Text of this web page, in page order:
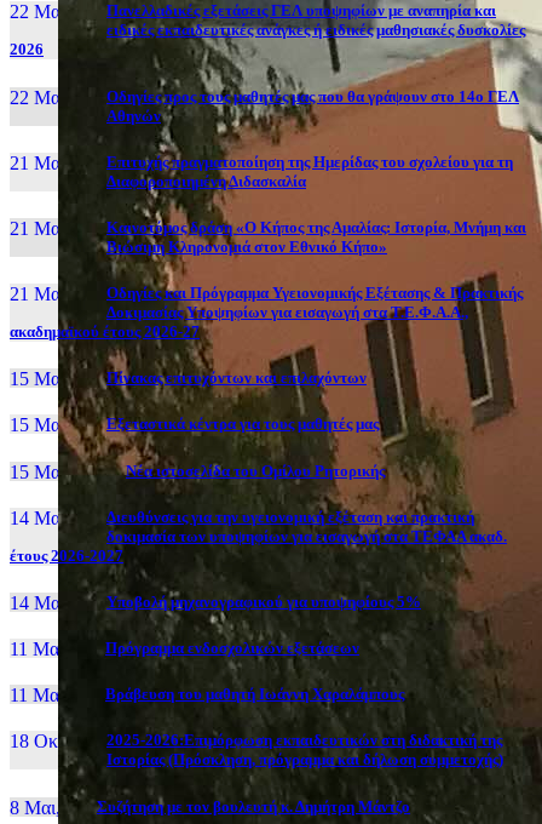
22 Μαι, 26
Πανελλαδικές εξετάσεις ΓΕΛ υποψηφίων με αναπηρία και
ειδικές εκπαιδευτικές ανάγκες ή ειδικές μαθησιακές δυσκολίες
2026
22 Μαι, 26
Οδηγίες προς τους μαθητές μας που θα γράψουν στο 14ο ΓΕΛ
Αθηνών
21 Μαι, 26
Επιτυχής πραγματοποίηση της Ημερίδας του σχολείου για τη
Διαφοροποιημένη Διδασκαλία
21 Μαι, 26
Καινοτόμος δράση «Ο Κήπος της Αμαλίας: Ιστορία, Μνήμη και
Βιώσιμη Κληρονομιά στον Εθνικό Κήπο»
21 Μαι, 26
Οδηγίες και Πρόγραμμα Υγειονομικής Εξέτασης & Πρακτικής
Δοκιμασίας Υποψηφίων για εισαγωγή στα Τ.Ε.Φ.Α.Α.,
ακαδημαϊκού έτους 2026-27
15 Μαι, 26 Πίνακας επιτυχόντων και επιλαχόντων
15 Μαι, 26 Εξεταστικά κέντρα για τους μαθητές μας
15 Μαι, 2026 Νέα ιστοσελίδα του Ομίλου Ρητορικής
14 Μαι, 26
Διευθύνσεις για την υγειονομική εξέταση και πρακτική
δοκιμασία των υποψηφίων για εισαγωγή στα ΤΕΦΑΑ ακαδ.
έτους 2026-2027
14 Μαι, 26 Yποβολή μηχανογραφικού για υποψηφίους 5%
11 Μαι, 26 Πρόγραμμα ενδοσχολικών εξετάσεων
11 Μαι, 26 Βράβευση του μαθητή Ιωάννη Χαραλάμπους
18 Οκτ, 25
2025-2026:Επιμόρφωση εκπαιδευτικών στη διδακτική της
Ιστορίας (Πρόσκληση, πρόγραμμα και δήλωση συμμετοχής)
8 Μαι, 26 Συζήτηση με τον βουλευτή κ. Δημήτρη Μάντζο